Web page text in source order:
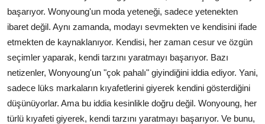
başarıyor. Wonyoung'un moda yeteneği, sadece yetenekten
ibaret değil. Aynı zamanda, modayı sevmekten ve kendisini ifade
etmekten de kaynaklanıyor. Kendisi, her zaman cesur ve özgün
seçimler yaparak, kendi tarzını yaratmayı başarıyor. Bazı
netizenler, Wonyoung'un "çok pahalı" giyindiğini iddia ediyor. Yani,
sadece lüks markaların kıyafetlerini giyerek kendini gösterdiğini
düşünüyorlar. Ama bu iddia kesinlikle doğru değil. Wonyoung, her
türlü kıyafeti giyerek, kendi tarzını yaratmayı başarıyor. Ve bunu,